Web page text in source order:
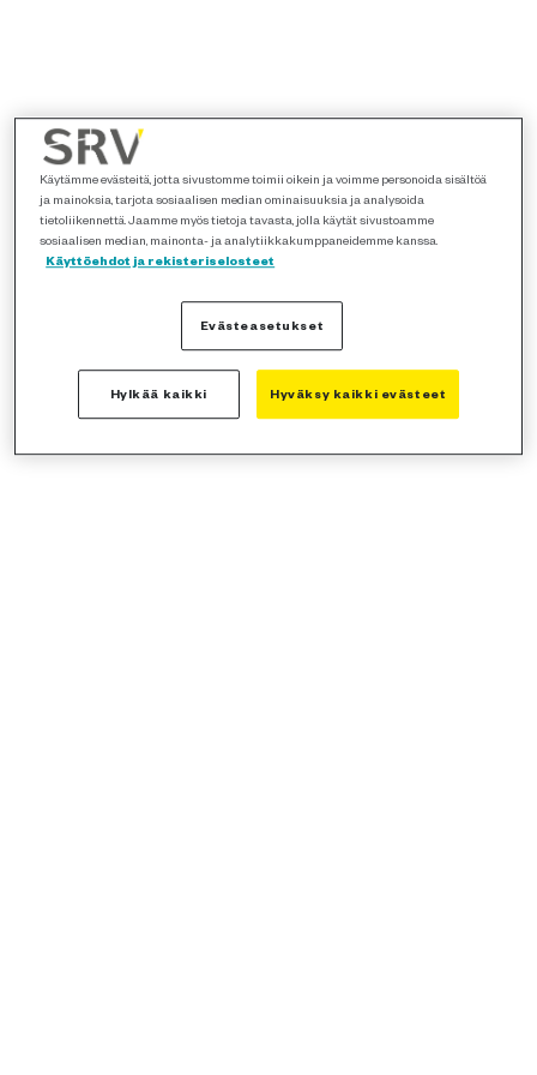
Käytämme evästeitä, jotta sivustomme toimii oikein ja voimme personoida sisältöä
ja mainoksia, tarjota sosiaalisen median ominaisuuksia ja analysoida
tietoliikennettä. Jaamme myös tietoja tavasta, jolla käytät sivustoamme
sosiaalisen median, mainonta- ja analytiikkakumppaneidemme kanssa.
Käyttöehdot ja rekisteriselosteet
Evästeasetukset
Hylkää kaikki Hyväksy kaikki evästeet